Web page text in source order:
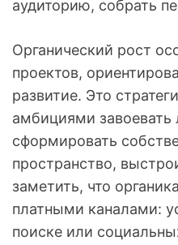
аудиторию, собрать
Органический рост
проектов,
развитие. Это
амбициями завоевать
сформировать
пространство,
заметить, что
платными каналами:
поиске или